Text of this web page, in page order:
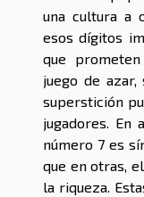
una cultura a
esos dígitos
que
juego de
superstición
jugadores. En
número 7 es
que en otras,
la riqueza.